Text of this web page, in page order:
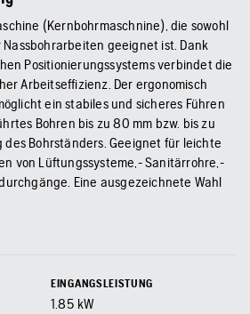
(Kernbohrmaschnine), die sowohl
geeignet ist. Dank
Positionierungssystems verbindet die
Arbeitseffizienz. Der ergonomisch
ein stabiles und sicheres Führen
Bohren bis zu 80 mm bzw. bis zu
des Bohrständers. Geeignet für leichte
von Lüftungssysteme,- Sanitärrohre,-
Eine ausgezeichnete Wahl
EINGANGSLEISTUNG
1.85 kW